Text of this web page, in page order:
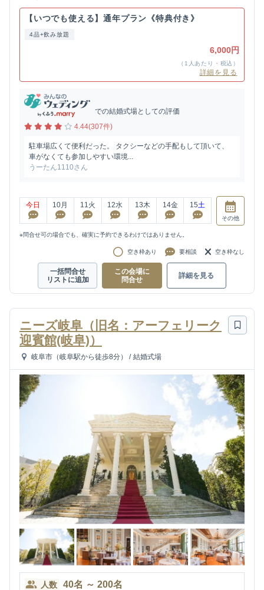
【いつでも使える】通年プラン《特典付き》
4品+飲み放題
6,000円
（1人あたり・税込）
詳細を見る
での結婚式場としての評価
4.44(307件)
駐車場広くて便利だった。 タクシーなどの手配もして頂いて、
車がなくても参加しやすい環境...
うーたん1110さん
今日 10月 11火 12水 13木 14金 15土
その他
※問合せ可の場合でも、確実に予約できるわけではありません。
空き枠あり 要相談 空き枠なし
一括問合せ
リストに追加
この会場に
問合せ
詳細を見る
ニーズ岐阜（旧名：アーフェリーク
迎賓館(岐阜)）
岐阜市（岐阜駅から徒歩8分） / 結婚式場
人数 40名 ～ 200名